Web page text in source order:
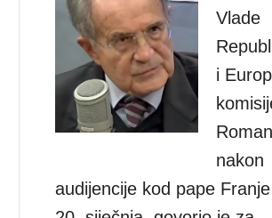
Vlade
i
nakon
audijencije kod pape